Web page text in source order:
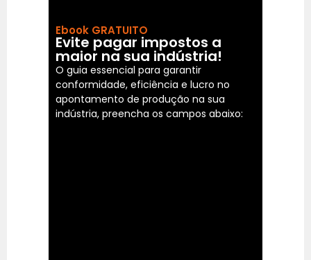
Ebook GRATUITO
Evite pagar impostos a
maior na sua indústria!
O guia essencial para garantir
conformidade, eficiência e lucro no
apontamento de produção na sua
indústria, preencha os campos abaixo: